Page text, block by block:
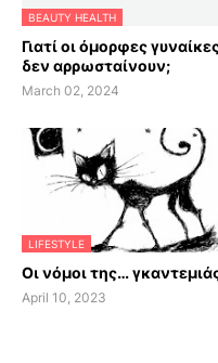
BEAUTY HEALTH
Γιατί οι όμορφες
δεν αρρωσταίνουν;
March 02, 2024
LIFESTYLE
Οι νόμοι της…
April 10, 2023